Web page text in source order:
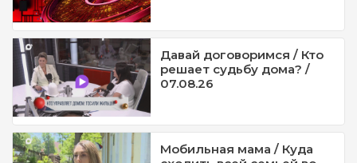
Давай договоримся / Кто
решает судьбу дома? /
07.08.26
Мобильная мама / Куда